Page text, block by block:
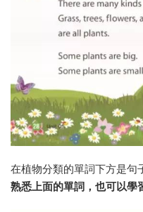
在植物分類的單詞下方是句
熟悉上面的單詞，也可以學